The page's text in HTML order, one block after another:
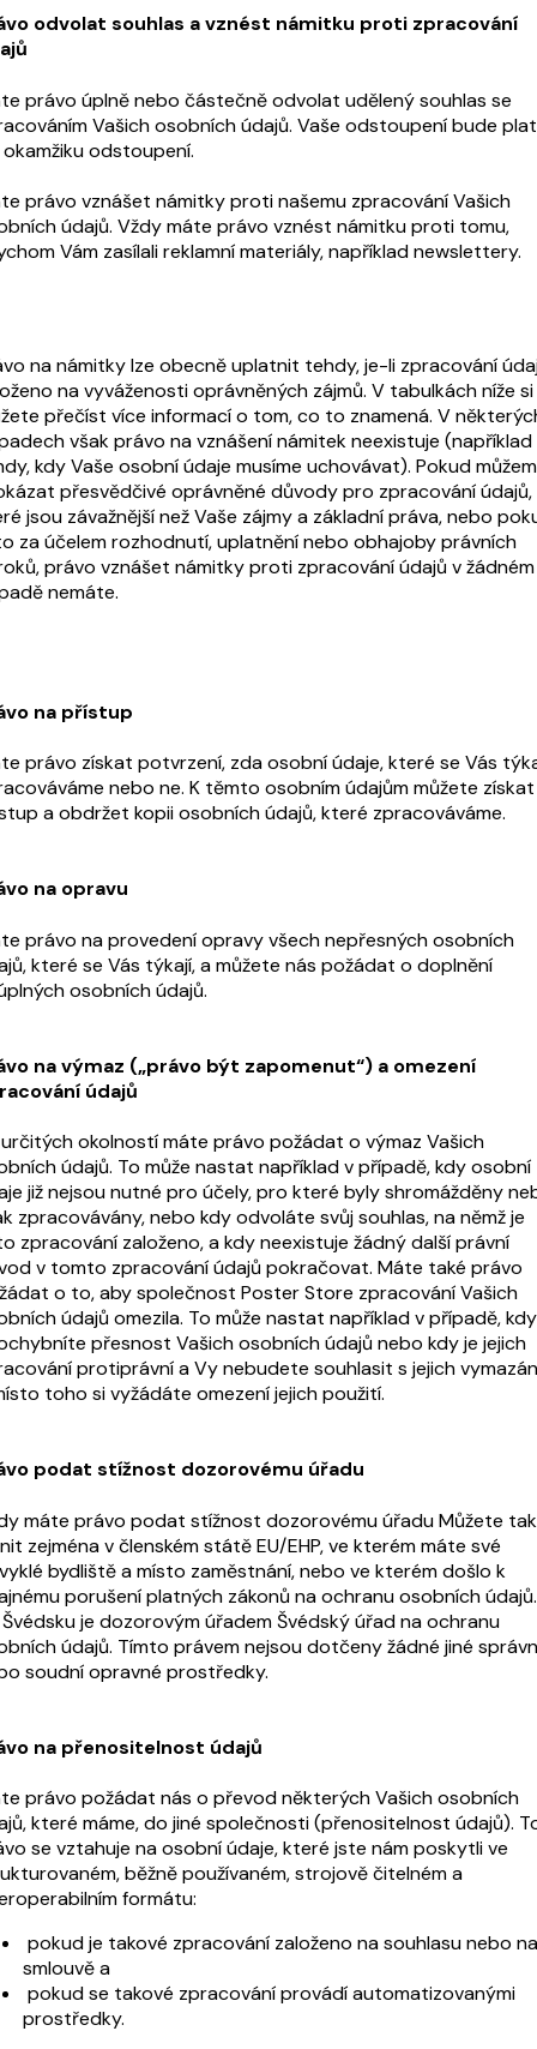
odvolat souhlas a vznést námitku proti zpracování
právo úplně nebo částečně odvolat udělený souhlas se
Vašich osobních údajů. Vaše odstoupení bude
odstoupení.
právo vznášet námitky proti našemu zpracování Vašich
údajů. Vždy máte právo vznést námitku proti tomu,
Vám zasílali reklamní materiály, například newslettery.
na námitky lze obecně uplatnit tehdy, je-li zpracování
na vyváženosti oprávněných zájmů. V tabulkách níže si
přečíst více informací o tom, co to znamená. V
však právo na vznášení námitek neexistuje (například
kdy Vaše osobní údaje musíme uchovávat). Pokud
přesvědčivé oprávněné důvody pro zpracování údajů,
jsou závažnější než Vaše zájmy a základní práva, nebo
za účelem rozhodnutí, uplatnění nebo obhajoby právních
právo vznášet námitky proti zpracování údajů v žádném
nemáte.
na přístup
právo získat potvrzení, zda osobní údaje, které se Vás
nebo ne. K těmto osobním údajům můžete získat
a obdržet kopii osobních údajů, které zpracováváme.
na opravu
právo na provedení opravy všech nepřesných osobních
které se Vás týkají, a můžete nás požádat o doplnění
osobních údajů.
na výmaz („právo být zapomenut“) a omezení
údajů
okolností máte právo požádat o výmaz Vašich
údajů. To může nastat například v případě, kdy osobní
již nejsou nutné pro účely, pro které byly shromážděny
zpracovávány, nebo kdy odvoláte svůj souhlas, na němž je
zpracování založeno, a kdy neexistuje žádný další právní
v tomto zpracování údajů pokračovat. Máte také právo
o to, aby společnost Poster Store zpracování Vašich
údajů omezila. To může nastat například v případě, kdy
přesnost Vašich osobních údajů nebo kdy je jejich
protiprávní a Vy nebudete souhlasit s jejich
toho si vyžádáte omezení jejich použití.
podat stížnost dozorovému úřadu
máte právo podat stížnost dozorovému úřadu Můžete tak
zejména v členském státě EU/EHP, ve kterém máte své
bydliště a místo zaměstnání, nebo ve kterém došlo k
porušení platných zákonů na ochranu osobních údajů.
je dozorovým úřadem Švédský úřad na ochranu
údajů. Tímto právem nejsou dotčeny žádné jiné
soudní opravné prostředky.
na přenositelnost údajů
právo požádat nás o převod některých Vašich osobních
které máme, do jiné společnosti (přenositelnost údajů).
se vztahuje na osobní údaje, které jste nám poskytli ve
běžně používaném, strojově čitelném a
formátu:
pokud je takové zpracování založeno na souhlasu nebo na
smlouvě a
pokud se takové zpracování provádí automatizovanými
prostředky.